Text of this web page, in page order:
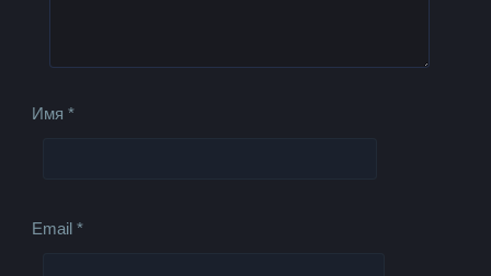
Имя*
Email*